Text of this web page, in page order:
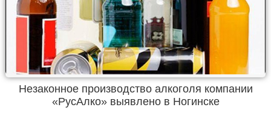
Незаконное производство алкоголя компании
«РусАлко» выявлено в Ногинске